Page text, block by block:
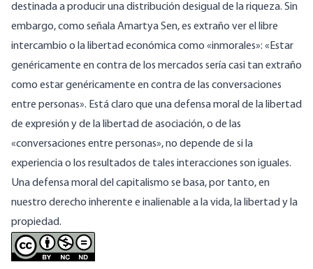
destinada a producir una distribución desigual de la riqueza. Sin
embargo, como señala Amartya Sen, es extraño ver el libre
intercambio o la libertad económica como «inmorales»: «Estar
genéricamente en contra de los mercados sería casi tan extraño
como estar genéricamente en contra de las conversaciones
entre personas». Está claro que una defensa moral de la libertad
de expresión y de la libertad de asociación, o de las
«conversaciones entre personas», no depende de si la
experiencia o los resultados de tales interacciones son iguales.
Una defensa moral del capitalismo se basa, por tanto, en
nuestro derecho inherente e inalienable a la vida, la libertad y la
propiedad.